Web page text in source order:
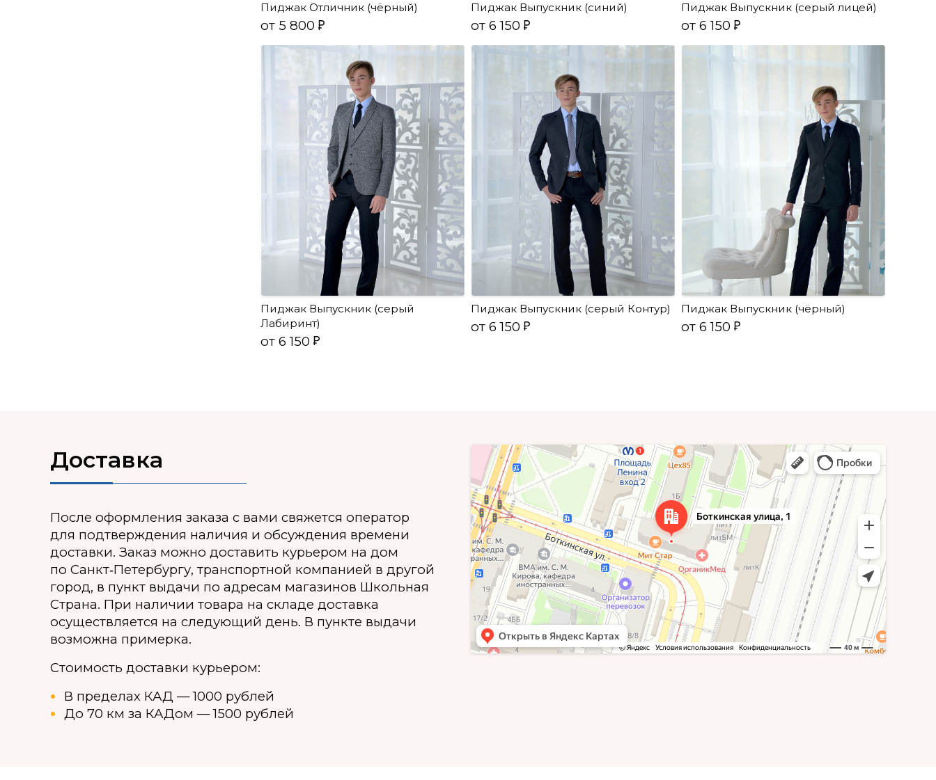
Пиджак Отличник (чёрный)
от 5 800
Пиджак Выпускник (синий)
от 6 150
Пиджак Выпускник (серый лицей)
от 6 150
Пиджак Выпускник (серый
Лабиринт)
от 6 150
Пиджак Выпускник (серый Контур)
от 6 150
Пиджак Выпускник (чёрный)
от 6 150
Доставка
После оформления заказа с вами свяжется оператор
для подтверждения наличия и обсуждения времени
доставки. Заказ можно доставить курьером на дом
по Санкт‑Петербургу, транспортной компанией в другой
город, в пункт выдачи по адресам магазинов Школьная
Страна. При наличии товара на складе доставка
осуществляется на следующий день. В пункте выдачи
возможна примерка.
Стоимость доставки курьером:
В пределах КАД — 1000 рублей
До 70 км за КАДом — 1500 рублей